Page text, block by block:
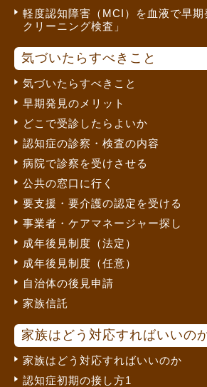
軽度認知障害（MCI）を血液で早
クリーニング検査」
気づいたらすべきこと
気づいたらすべきこと
早期発見のメリット
どこで受診したらよいか
認知症の診察・検査の内容
病院で診察を受けさせる
公共の窓口に行く
要支援・要介護の認定を受ける
事業者・ケアマネージャー探し
成年後見制度（法定）
成年後見制度（任意）
自治体の後見申請
家族信託
家族はどう対応すればいいの
家族はどう対応すればいいのか
認知症初期の接し方1